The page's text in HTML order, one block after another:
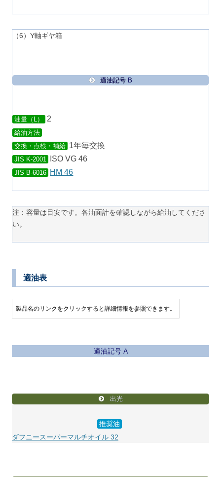
（6）Y軸ギヤ箱
適油記号 B
油量（L） 2
給油方法
交換・点検・補給 1年毎交換
JIS K-2001 ISO VG 46
JIS B-6016 HM 46
注：容量は目安です。各油面計を確認しながら給油してくださ
い。
適油表
製品名のリンクをクリックすると詳細情報を参照できます。
適油記号 A
出光
推奨油
ダフニースーパーマルチオイル 32